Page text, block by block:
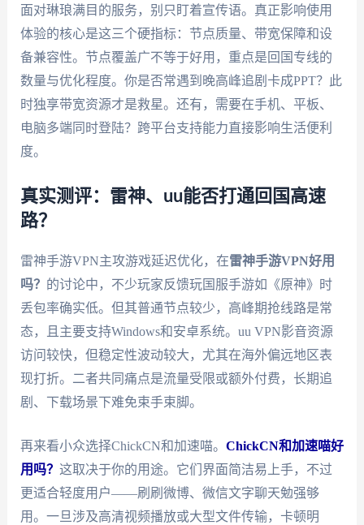
面对琳琅满目的服务，别只盯着宣传语。真正影响使用
体验的核心是这三个硬指标：节点质量、带宽保障和设
备兼容性。节点覆盖广不等于好用，重点是回国专线的
数量与优化程度。你是否常遇到晚高峰追剧卡成PPT？此
时独享带宽资源才是救星。还有，需要在手机、平板、
电脑多端同时登陆？跨平台支持能力直接影响生活便利
度。
真实测评：雷神、uu能否打通回国高速
路？
雷神手游VPN主攻游戏延迟优化，在雷神手游VPN好用
吗？ 的讨论中，不少玩家反馈玩国服手游如《原神》时
丢包率确实低。但其普通节点较少，高峰期抢线路是常
态，且主要支持Windows和安卓系统。uu VPN影音资源
访问较快，但稳定性波动较大，尤其在海外偏远地区表
现打折。二者共同痛点是流量受限或额外付费，长期追
剧、下载场景下难免束手束脚。
再来看小众选择ChickCN和加速喵。 ChickCN和加速喵好
用吗？ 这取决于你的用途。它们界面简洁易上手，不过
更适合轻度用户——刷刷微博、微信文字聊天勉强够
用。一旦涉及高清视频播放或大型文件传输，卡顿明